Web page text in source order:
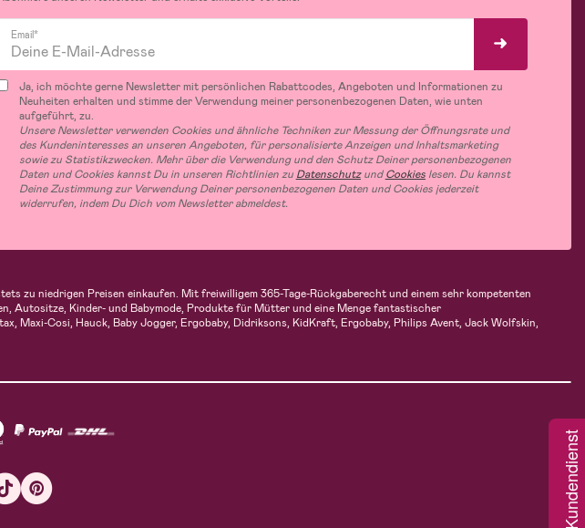
Email*
Ja, ich möchte gerne Newsletter mit persönlichen Rabattcodes, Angeboten und Informationen zu
Neuheiten erhalten und stimme der Verwendung meiner personenbezogenen Daten, wie unten
aufgeführt, zu.
Unsere Newsletter verwenden Cookies und ähnliche Techniken zur Messung der Öffnungsrate und
des Kundeninteresses an unseren Angeboten, für personalisierte Anzeigen und Inhaltsmarketing
sowie zu Statistikzwecken. Mehr über die Verwendung und den Schutz Deiner personenbezogenen
Daten und Cookies kannst Du in unseren Richtlinien zu DatenschutzundCookieslesen. Du kannst
Deine Zustimmung zur Verwendung Deiner personenbezogenen Daten und Cookies jederzeit
widerrufen, indem Du Dich vom Newsletter abmeldest.
zu niedrigen Preisen einkaufen. Mit freiwilligem 365-Tage-Rückgaberecht und einem sehr kompetenten
Autositze, Kinder- und Babymode, Produkte für Mütter und eine Menge fantastischer
Maxi-Cosi, Hauck, Baby Jogger, Ergobaby, Didriksons, KidKraft, Ergobaby, Philips Avent, Jack Wolfskin,
Kundendienst